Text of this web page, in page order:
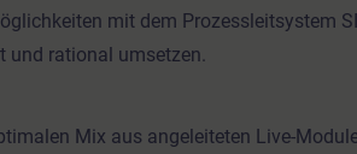
mit dem Prozessleitsystem
und rational umsetzen.
Mix aus angeleiteten Live-